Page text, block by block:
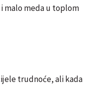
malo meda u toplom
trudnoće, ali kada